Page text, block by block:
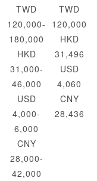
TWD
120,000-
180,000
HKD
31,000-
46,000
USD
4,000-
6,000
CNY
28,000-
42,000
TWD
120,000
HKD
31,496
USD
4,060
CNY
28,436